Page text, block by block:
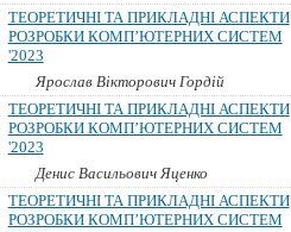
ТЕОРЕТИЧНІ ТА ПРИКЛАДНІ АСПЕКТИ
РОЗРОБКИ КОМП’ЮТЕРНИХ СИСТЕМ
'2023
Ярослав Вікторович Гордій
ТЕОРЕТИЧНІ ТА ПРИКЛАДНІ АСПЕКТИ
РОЗРОБКИ КОМП’ЮТЕРНИХ СИСТЕМ
'2023
Денис Васильович Яценко
ТЕОРЕТИЧНІ ТА ПРИКЛАДНІ АСПЕКТИ
РОЗРОБКИ КОМП’ЮТЕРНИХ СИСТЕМ